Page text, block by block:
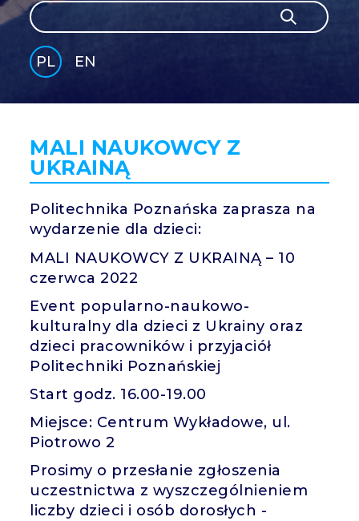
Szukaj
Szukaj
PL
EN
SH
MALI NAUKOWCY Z
UKRAINĄ
Politechnika Poznańska zaprasza na
wydarzenie dla dzieci:
MALI NAUKOWCY Z UKRAINĄ – 10
czerwca 2022
Event popularno-naukowo-
kulturalny dla dzieci z Ukrainy oraz
dzieci pracowników i przyjaciół
Politechniki Poznańskiej
Start godz. 16.00-19.00
Miejsce: Centrum Wykładowe, ul.
Piotrowo 2
Prosimy o przesłanie zgłoszenia
uczestnictwa z wyszczególnieniem
liczby dzieci i osób dorosłych -